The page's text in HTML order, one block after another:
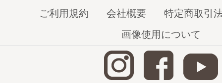
シャシャンカ・アーサナ（ うさぎのポーズ
ウシュトゥラ・アーサナ（ラクダのポーズ
セツバンアーサナ（太鼓橋のポーズ）・・
ご利用規約
会社概要
特定商取引
画像使用について